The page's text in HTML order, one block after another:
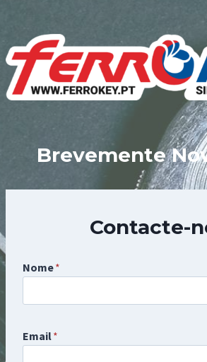
content
Brevemente
Contacte-
Nome*
Email*